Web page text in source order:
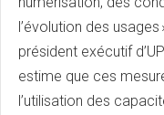
l’évolution des
président exécutif
estime que ces
l’utilisation des